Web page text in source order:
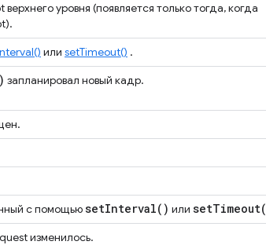
уровня (появляется только тогда, когда
или setTimeout() .
) запланировал новый кадр.
с помощьюsetInterval( ) или setTimeout(
изменилось.